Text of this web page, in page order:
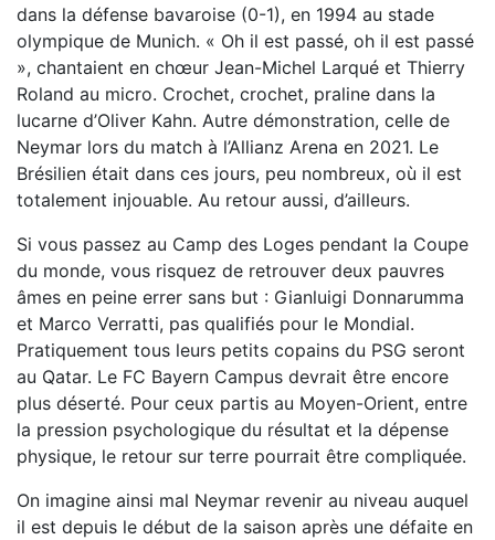
dans la défense bavaroise (0-1), en 1994 au stade
olympique de Munich. « Oh il est passé, oh il est passé
», chantaient en chœur Jean-Michel Larqué et Thierry
Roland au micro. Crochet, crochet, praline dans la
lucarne d’Oliver Kahn. Autre démonstration, celle de
Neymar lors du match à l’Allianz Arena en 2021. Le
Brésilien était dans ces jours, peu nombreux, où il est
totalement injouable. Au retour aussi, d’ailleurs.
Si vous passez au Camp des Loges pendant la Coupe
du monde, vous risquez de retrouver deux pauvres
âmes en peine errer sans but : Gianluigi Donnarumma
et Marco Verratti, pas qualifiés pour le Mondial.
Pratiquement tous leurs petits copains du PSG seront
au Qatar. Le FC Bayern Campus devrait être encore
plus déserté. Pour ceux partis au Moyen-Orient, entre
la pression psychologique du résultat et la dépense
physique, le retour sur terre pourrait être compliquée.
On imagine ainsi mal Neymar revenir au niveau auquel
il est depuis le début de la saison après une défaite en